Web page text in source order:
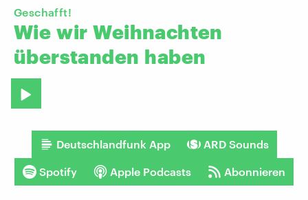
Geschafft!
Wie wir Weihnachten
überstanden haben
Deutschlandfunk App ARD Sounds
Spotify Apple Podcasts Abonnieren